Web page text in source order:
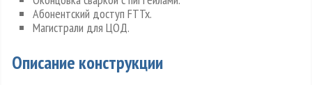
Абонентский доступ FTTx.
Магистрали для ЦОД.
Описание конструкции